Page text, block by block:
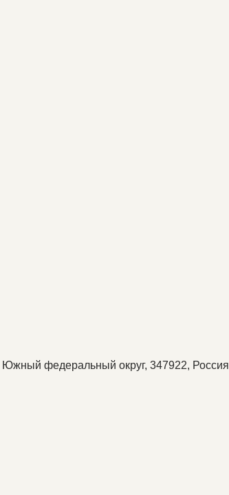
Южный федеральный округ, 347922, Россия